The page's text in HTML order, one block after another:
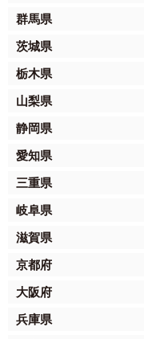
群馬県
茨城県
栃木県
山梨県
静岡県
愛知県
三重県
岐阜県
滋賀県
京都府
大阪府
兵庫県